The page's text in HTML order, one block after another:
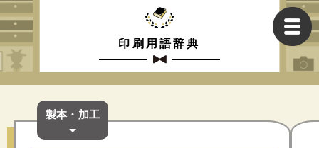
印刷用語辞典
製本・加工